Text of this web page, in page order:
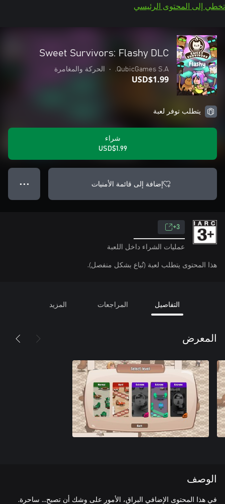
تخطي إلى المحتوى الرئيسي
Sweet Survivors: Flashy DLC
QubicGames S.A.
• الحركة والمغامرة
USD$1.99
يتطلب توفر لعبة
شراء
USD$1.99
إضافة إلى قائمة الأمنيات ● ● ●
3+
عمليات الشراء داخل اللعبة
هذا المحتوى يتطلب لعبة (تُباع بشكل منفصل).
التفاصيل المراجعات المزيد
المعرض
الوصف